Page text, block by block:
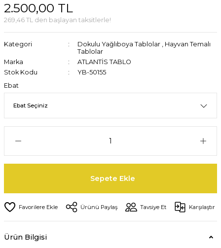
2.500,00 TL
269,46 TL den başlayan taksitlerle!
Kategori Dokulu Yağlıboya Tablolar , Hayvan Temalı
Tablolar
Marka
ATLANTİS TABLO
Stok Kodu
YB-50155
Ebat
Sepete Ekle
Ürünü Paylaş Tavsiye Et Karşılaştır
Ürün Bilgisi